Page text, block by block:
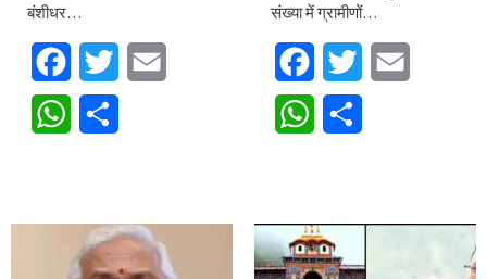
बंशीधर…
FacebookTwitter
WhatsApp
संख्या में ग्रामीणों…
FacebookTwitter
WhatsApp